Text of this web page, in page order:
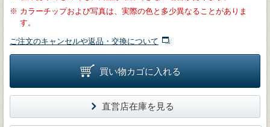
※ カラーチップおよび写真は、実際の色と多少異なることがありま
す。
ご注文のキャンセルや返品・交換について
買い物カゴに入れる
直営店在庫を見る